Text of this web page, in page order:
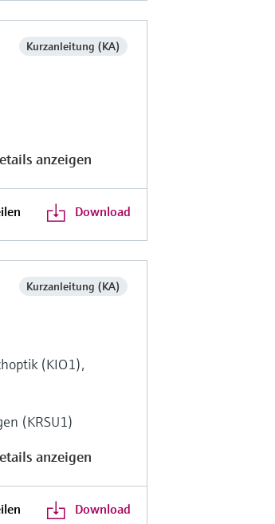
Kurzanleitung (KA)
anzeigen
Download
Kurzanleitung (KA)
(KIO1),
(KRSU1)
anzeigen
Download